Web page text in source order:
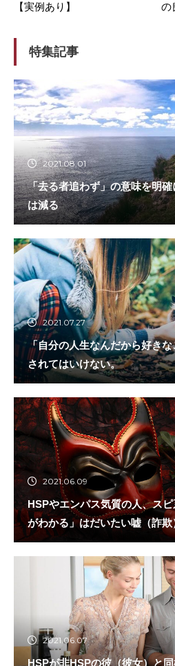
【実例あり】
の
特集記事
2021.08.01
「去る者追わず」の意味を明
は減る
2021.07.27
「自分の人生なんだから好き
されてはいけない。
2021.06.09
HSPやエンパス気質の人、ス
がわかる」はだいたい嘘（詐欺
2021.06.07
HSPが非HSPの彼（彼女）と